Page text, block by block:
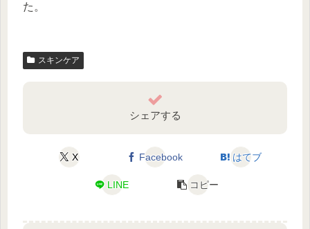
た。
スキンケア
シェアする
X Facebook はてブ
LINE コピー